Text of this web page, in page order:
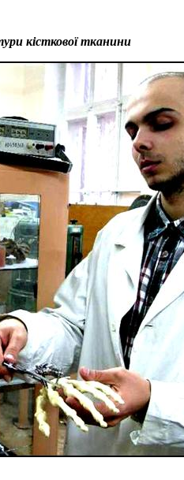
кісткової тканини